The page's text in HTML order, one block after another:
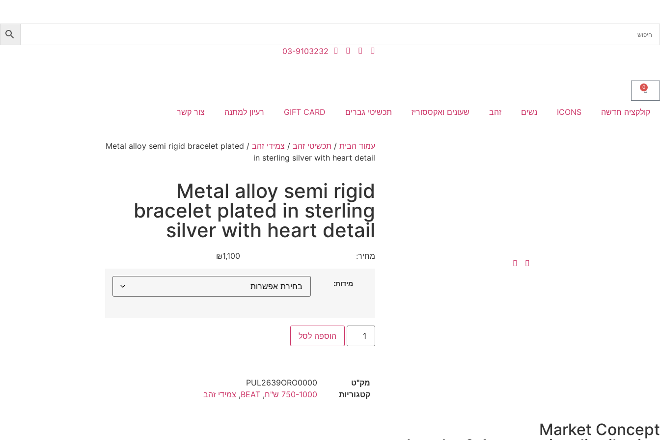
03-9103232
0
קולקציה חדשה ICONS נשים זהב שעונים ואקססוריז תכשיטי גברים GIFT CARD רעיון למתנה צור קשר
עמוד הבית / תכשיטי זהב / צמידי זהב
/ Metal alloy semi rigid bracelet plated
in sterling silver with heart detail
Metal alloy semi rigid
bracelet plated in sterling
silver with heart detail
מחיר: ₪1,100
מידות:
הוספה לסל
מק"ט
PUL2639ORO0000
קטגוריות
750-1000 ש"ח ,
BEAT
, צמידי זהב
Market Concept